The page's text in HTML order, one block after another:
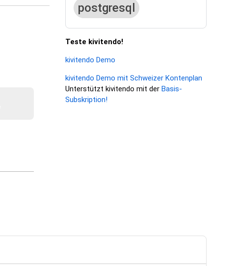
postgresql
Teste kivitendo!
kivitendo Demo
kivitendo Demo mit Schweizer Kontenplan
Unterstützt kivitendo mit der Basis-
Subskription!